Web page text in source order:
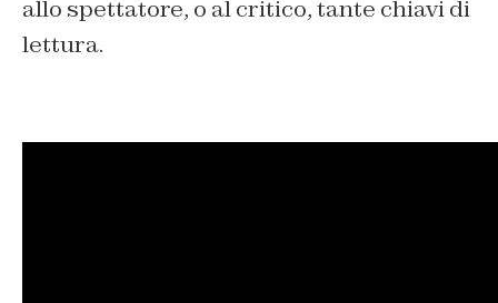
allo spettatore, o al critico, tante chiavi di
lettura.